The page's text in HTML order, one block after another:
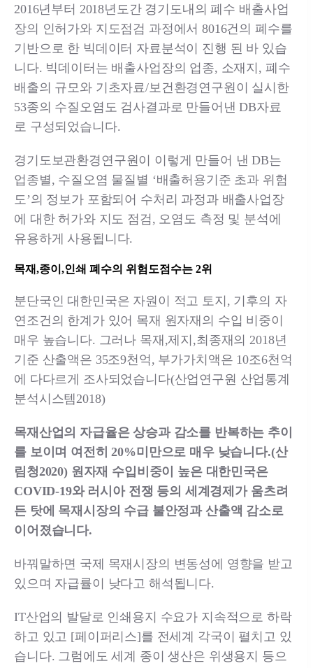
2016년부터 2018년도간 경기도내의 폐수 배출사업
장의 인허가와 지도점검 과정에서 8016건의 폐수를
기반으로 한 빅데이터 자료분석이 진행 된 바 있습
니다. 빅데이터는 배출사업장의 업종, 소재지, 폐수
배출의 규모와 기초자료/보건환경연구원이 실시한
53종의 수질오염도 검사결과로 만들어낸 DB자료
로 구성되었습니다.
경기도보관환경연구원이 이렇게 만들어 낸 DB는
업종별, 수질오염 물질별 ‘배출허용기준 초과 위험
도’의 정보가 포함되어 수처리 과정과 배출사업장
에 대한 허가와 지도 점검, 오염도 측정 및 분석에
유용하게 사용됩니다.
목재,종이,인쇄 폐수의 위험도점수는 2위
분단국인 대한민국은 자원이 적고 토지, 기후의 자
연조건의 한계가 있어 목재 원자재의 수입 비중이
매우 높습니다. 그러나 목재,제지,최종재의 2018년
기준 산출액은 35조9천억, 부가가치액은 10조6천억
에 다다르게 조사되었습니다(산업연구원 산업통계
분석시스템2018)
목재산업의 자급율은 상승과 감소를 반복하는 추이
를 보이며 여전히 20%미만으로 매우 낮습니다.(산
림청2020) 원자재 수입비중이 높은 대한민국은
COVID-19와 러시아 전쟁 등의 세계경제가 움츠려
든 탓에 목재시장의 수급 불안정과 산출액 감소로
이어졌습니다.
바꿔말하면 국제 목재시장의 변동성에 영향을 받고
있으며 자급률이 낮다고 해석됩니다.
IT산업의 발달로 인쇄용지 수요가 지속적으로 하락
하고 있고 [페이퍼리스]를 전세계 각국이 펼치고 있
습니다. 그럼에도 세계 종이 생산은 위생용지 등으